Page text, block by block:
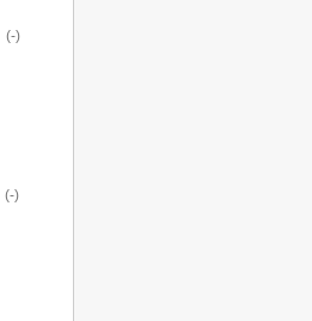
(-)
(-)